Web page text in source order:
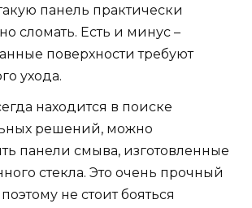
панель практически
сломать. Есть и минус –
поверхности требуют
ухода.
находится в поиске
решений, можно
панели смыва, изготовленные
стекла. Это очень прочный
не стоит бояться